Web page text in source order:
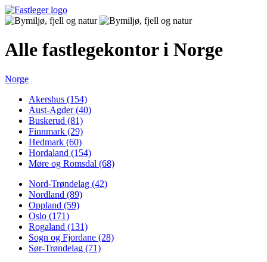
Alle fastlegekontor i Norge
Norge
Akershus (154)
Aust-Agder (40)
Buskerud (81)
Finnmark (29)
Hedmark (60)
Hordaland (154)
Møre og Romsdal (68)
Nord-Trøndelag (42)
Nordland (89)
Oppland (59)
Oslo (171)
Rogaland (131)
Sogn og Fjordane (28)
Sør-Trøndelag (71)